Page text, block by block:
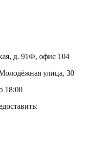
д. 91Ф, офис 104
улица, 30
18:00